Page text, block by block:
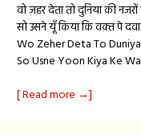
वो ज़हर देता तो दुनिया की
सो उसने यूँ किया कि वक़्त पे दवा
Wo Zeher Deta To
So Usne Yoon Kiya Ke
[ Read more →]